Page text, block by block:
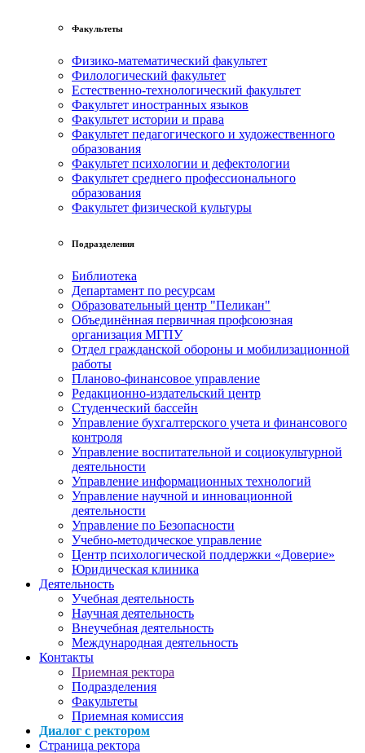
Факультеты
Физико-математический факультет
Филологический факультет
Естественно-технологический факультет
Факультет иностранных языков
Факультет истории и права
Факультет педагогического и художественного
образования
Факультет психологии и дефектологии
Факультет среднего профессионального
образования
Факультет физической культуры
Подразделения
Библиотека
Департамент по ресурсам
Образовательный центр "Пеликан"
Объединённая первичная профсоюзная
организация МГПУ
Отдел гражданской обороны и мобилизационной
работы
Планово-финансовое управление
Редакционно-издательский центр
Студенческий бассейн
Управление бухгалтерского учета и финансового
контроля
Управление воспитательной и социокультурной
деятельности
Управление информационных технологий
Управление научной и инновационной
деятельности
Управление по Безопасности
Учебно-методическое управление
Центр психологической поддержки «Доверие»
Юридическая клиника
Деятельность
Учебная деятельность
Научная деятельность
Внеучебная деятельность
Международная деятельность
Контакты
Приемная ректора
Подразделения
Факультеты
Приемная комиссия
Диалог с ректором
Страница ректора